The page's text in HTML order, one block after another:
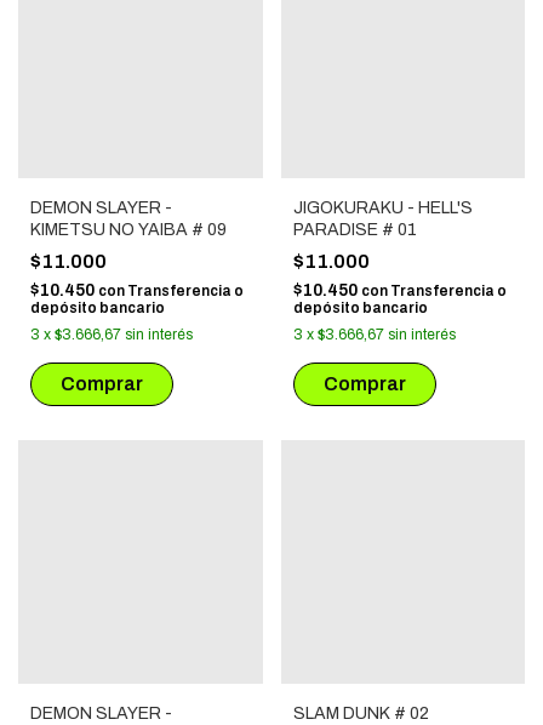
DEMON SLAYER -
KIMETSU NO YAIBA # 09
$11.000
$10.450 con Transferencia o
depósito bancario
3 x $3.666,67 sin interés
JIGOKURAKU - HELL'S
PARADISE # 01
$11.000
$10.450 con Transferencia o
depósito bancario
3 x $3.666,67 sin interés
DEMON SLAYER -
SLAM DUNK # 02